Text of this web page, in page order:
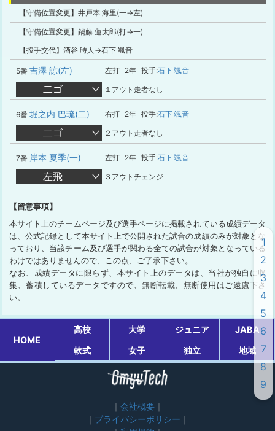
【守備位置変更】井戸本 海里(一→左)
【守備位置変更】鍋藤 蓮太郎(打→一)
【投手交代】酒谷 時人→石下 颯音
5番 吉澤 諒(左) 左打 2年 投手:石下 颯音
二ゴ １アウト走者なし
6番 堀之内 巴琉(二) 右打 2年 投手:石下 颯音
二ゴ ２アウト走者なし
7番 岸本 夏季(一) 左打 2年 投手:石下 颯音
左飛 ３アウトチェンジ
【留意事項】
本サイト上のチームページ及び選手ページに掲載されている成績データ
は、公式記録として本サイト上で公開された試合の成績のみが対象とな
っており、当該チーム及び選手が関わる全ての試合が対象となっている
わけではありませんので、この点、ご了承下さい。
なお、成績データに限らず、本サイト上のデータは、当社が独自に収
集、蓄積しているデータですので、無断転載、無断使用はご遠慮下さ
い。
HOME
高校 大学 ジュニア
JABA
軟式
女子 独立 地域
会社概要
プライバシーポリシー
1
2
3
4
5
6
7
8
9